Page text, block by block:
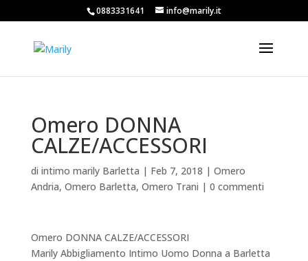
0883331641 info@marily.it
Omero DONNA
CALZE/ACCESSORI
di intimo marily Barletta | Feb 7, 2018 | Omero
Andria, Omero Barletta, Omero Trani | 0 commenti
Omero DONNA CALZE/ACCESSORI
Marily Abbigliamento Intimo Uomo Donna a Barletta